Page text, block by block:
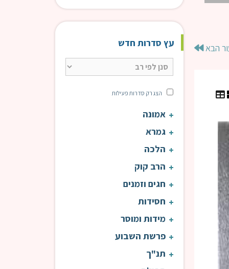
הבא
עין אי"ה | הרב טוויל
עץ סדרות חדש
הצג רק סדרות פעילות
אמונה
גמרא
הלכה
הרב קוק
חגים וזמנים
חסידות
מידות ומוסר
פרשת השבוע
תנ"ך